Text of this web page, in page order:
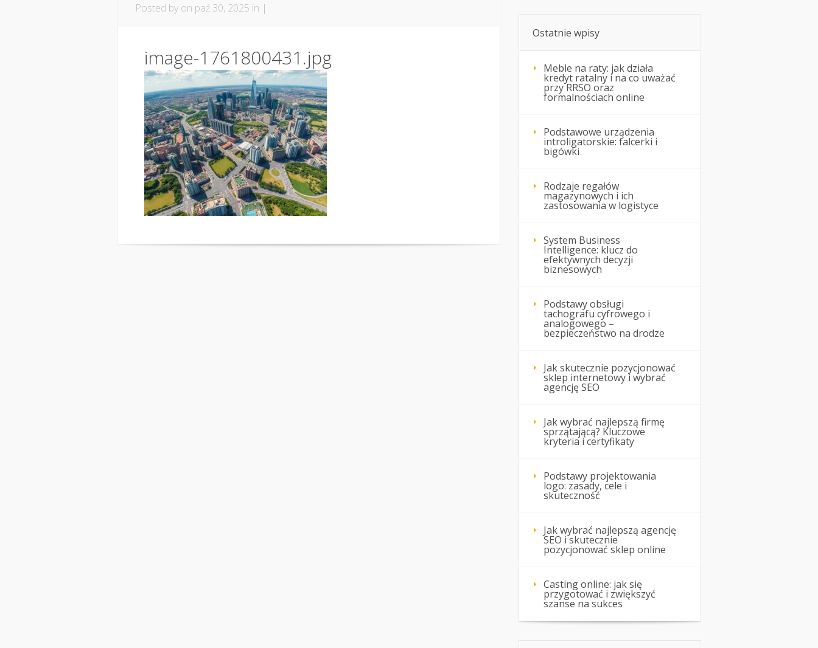
Posted by on paź 30, 2025 in |
image-1761800431.jpg
Ostatnie wpisy
Meble na raty: jak działa
kredyt ratalny i na co uważać
przy RRSO oraz
formalnościach online
Podstawowe urządzenia
introligatorskie: falcerki i
bigówki
Rodzaje regałów
magazynowych i ich
zastosowania w logistyce
System Business
Intelligence: klucz do
efektywnych decyzji
biznesowych
Podstawy obsługi
tachografu cyfrowego i
analogowego –
bezpieczeństwo na drodze
Jak skutecznie pozycjonować
sklep internetowy i wybrać
agencję SEO
Jak wybrać najlepszą firmę
sprzątającą? Kluczowe
kryteria i certyfikaty
Podstawy projektowania
logo: zasady, cele i
skuteczność
Jak wybrać najlepszą agencję
SEO i skutecznie
pozycjonować sklep online
Casting online: jak się
przygotować i zwiększyć
szanse na sukces